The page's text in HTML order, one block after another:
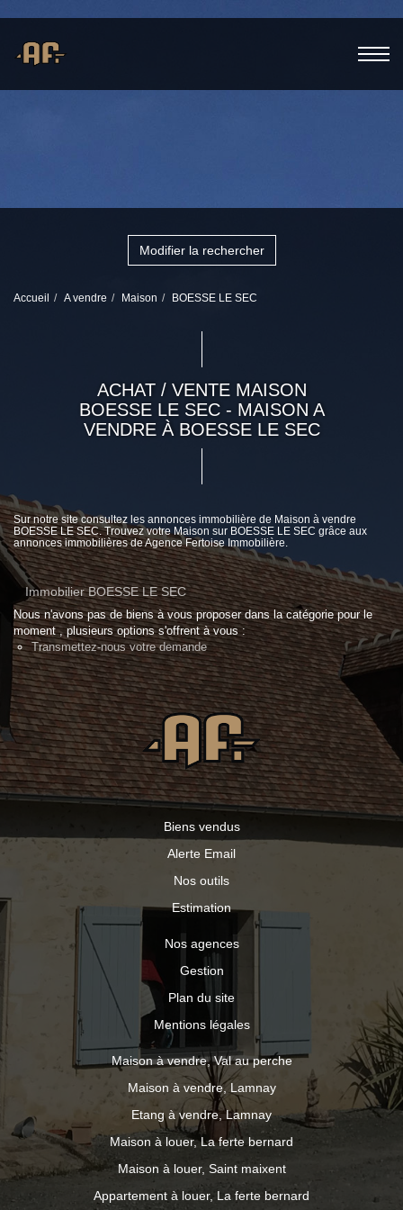
Modifier la rechercher
Accueil A vendre Maison BOESSE LE SEC
ACHAT / VENTE MAISON
BOESSE LE SEC - MAISON A
VENDRE À BOESSE LE SEC
Sur notre site consultez les annonces immobilière de Maison à vendre
BOESSE LE SEC. Trouvez votre Maison sur BOESSE LE SEC grâce aux
annonces immobilières de Agence Fertoise Immobilière.
Immobilier BOESSE LE SEC
Nous n'avons pas de biens à vous proposer dans la catégorie pour le
moment , plusieurs options s'offrent à vous :
Transmettez-nous votre demande
Biens vendus
Alerte Email
Nos outils
Estimation
Nos agences
Gestion
Plan du site
Mentions légales
Maison à vendre, Val au perche
Maison à vendre, Lamnay
Etang à vendre, Lamnay
Maison à louer, La ferte bernard
Maison à louer, Saint maixent
Appartement à louer, La ferte bernard